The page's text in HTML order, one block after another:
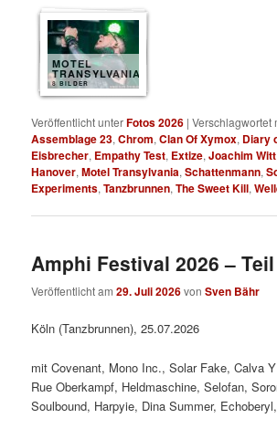
MOTEL
TRANSYLVANIA
8 BILDER
Veröffentlicht unterFotos 2026 |Verschlagwortet
Assemblage 23,Chrom,Clan Of Xymox, Diary
Eisbrecher, Empathy Test, Extize,Joachim Witt
Hanover,Motel Transylvania,Schattenmann,
Experiments,Tanzbrunnen,The Sweet Kill,
Amphi Festival 2026 – Teil
Veröffentlicht am29. Juli 2026vonSven Bähr
Köln (Tanzbrunnen), 25.07.2026
mit Covenant, Mono Inc., Solar Fake, Calva
Rue Oberkampf, Heldmaschine, Selofan,
Soulbound, Harpyie, Dina Summer,